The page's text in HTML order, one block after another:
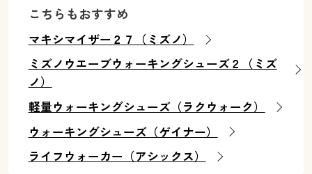
こちらもおすすめ
マキシマイザー２７（ミズノ）
ミズノウエーブウォーキングシューズ２（ミズ
ノ）
軽量ウォーキングシューズ（ラクウォーク）
ウォーキングシューズ（ゲイナー）
ライフウォーカー（アシックス）